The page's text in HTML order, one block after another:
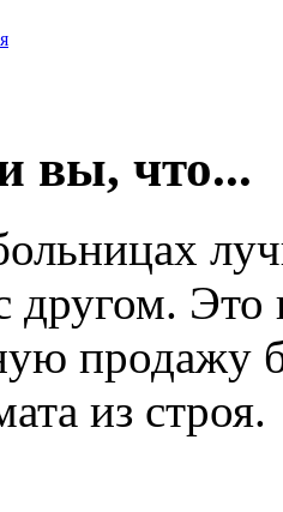
вы, что...
другом. Это
продажу
из строя.